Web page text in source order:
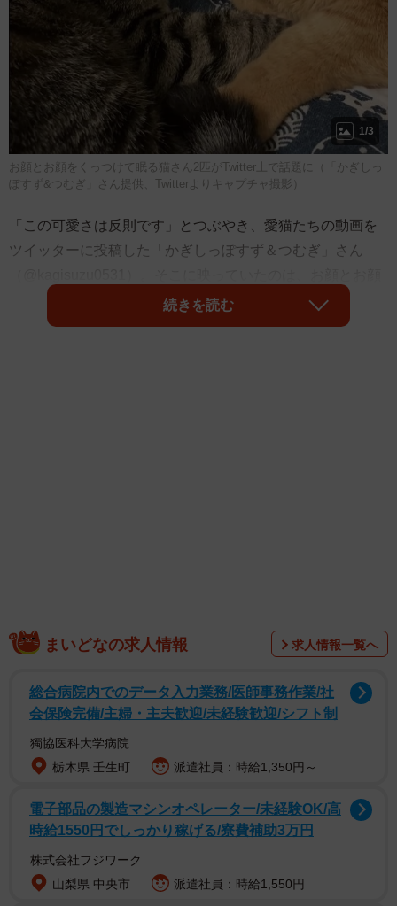
1/3
お顔とお顔をくっつけて眠る猫さん2匹がTwitter上で話題に（「かぎしっ
ぽすず&つむぎ」さん提供、Twitterよりキャプチャ撮影）
「この可愛さは反則です」とつぶやき、愛猫たちの動画を
ツイッターに投稿した「かぎしっぽすず＆つむぎ」さん
をくっつけて眠る猫ちゃん2匹！ なでなでされて気持ちよ
さそう♡ 2万超のいいねがついた話題の動画について、飼
動画の猫ちゃんたちは、キジトラ猫のつむぎくんと茶トラ
ブラブ」「仲良しちゃんね」「猫ちゃんの顔がご満悦」
「キョーレツな可愛さ」などとキュンキュンする人や癒さ
れる人たちが続出しています。
けたまま寝ていますが…この後、どうなったのでしょ
う？ 撮影時のことを、飼い主さんに聞いてみました。
続きを読む
まいどなの求人情報 求人情報一覧へ
総合病院内でのデータ入力業務/医師事務作業/社
会保険完備/主婦・主夫歓迎/未経験歓迎/シフト制
獨協医科大学病院
栃木県 壬生町
派遣社員：時給1,350円～
電子部品の製造マシンオペレーター/未経験OK/高
時給1550円でしっかり稼げる/寮費補助3万円
株式会社フジワーク
山梨県 中央市
派遣社員：時給1,550円